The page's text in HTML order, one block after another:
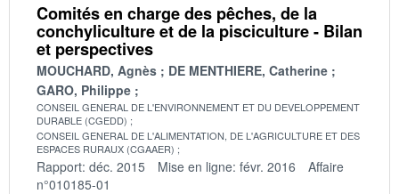
Comités en charge des pêches, de la
conchyliculture et de la pisciculture - Bilan
et perspectives
MOUCHARD, Agnès
DE MENTHIERE, Catherine
GARO, Philippe
CONSEIL GENERAL DE L'ENVIRONNEMENT ET DU DEVELOPPEMENT
DURABLE (CGEDD)
CONSEIL GENERAL DE L'ALIMENTATION, DE L'AGRICULTURE ET DES
ESPACES RURAUX (CGAAER)
Rapport: déc. 2015 Mise en ligne: févr. 2016
Affaire
n°010185-01